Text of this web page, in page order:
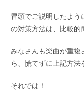
冒頭でご説明したよう
の対策方法は、比較的
みなさんも楽曲が重複
ら、慌てずに上記方法
それでは！